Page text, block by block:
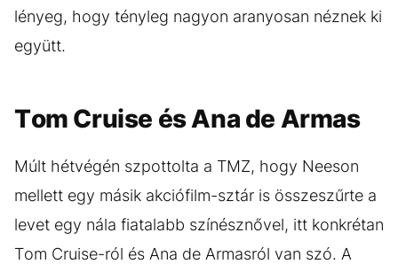
lényeg, hogy tényleg nagyon aranyosan néznek ki
együtt.
Tom Cruise és Ana de Armas
Múlt hétvégén szpottolta a TMZ, hogy Neeson
mellett egy másik akciófilm-sztár is összeszűrte a
levet egy nála fiatalabb színésznővel, itt konkrétan
Tom Cruise-ról és Ana de Armasról van szó. A